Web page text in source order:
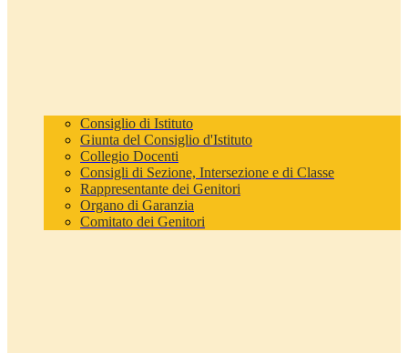
Consiglio di Istituto
Giunta del Consiglio d'Istituto
Collegio Docenti
Consigli di Sezione, Intersezione e di Classe
Rappresentante dei Genitori
Organo di Garanzia
Comitato dei Genitori